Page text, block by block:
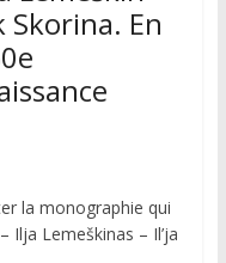
Skorina. Еn
la monographie qui
Lemeškinas – Il’ja